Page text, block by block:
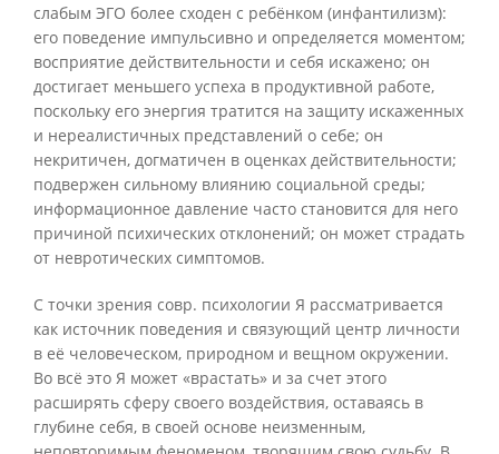
слабым ЭГО более сходен с ребёнком (инфантилизм):
его поведение импульсивно и определяется моментом;
восприятие действительности и себя искажено; он
достигает меньшего успеха в продуктивной работе,
поскольку его энергия тратится на защиту искаженных
и нереалистичных представлений о себе; он
некритичен, догматичен в оценках действительности;
подвержен сильному влиянию социальной среды;
информационное давление часто становится для него
причиной психических отклонений; он может страдать
от невротических симптомов.
С точки зрения совр. психологии Я рассматривается
как источник поведения и связующий центр личности
в её человеческом, природном и вещном окружении.
Во всё это Я может «врастать» и за счет этого
расширять сферу своего воздействия, оставаясь в
глубине себя, в своей основе неизменным,